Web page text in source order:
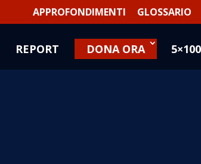
APPROFONDIMENTI GLOSSARIO
REPORT DONA ORA